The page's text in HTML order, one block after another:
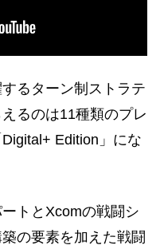
るターン制ストラテ
るのは11種類のプレ
Edition」にな
トとXcomの戦闘シ
の要素を加えた戦闘